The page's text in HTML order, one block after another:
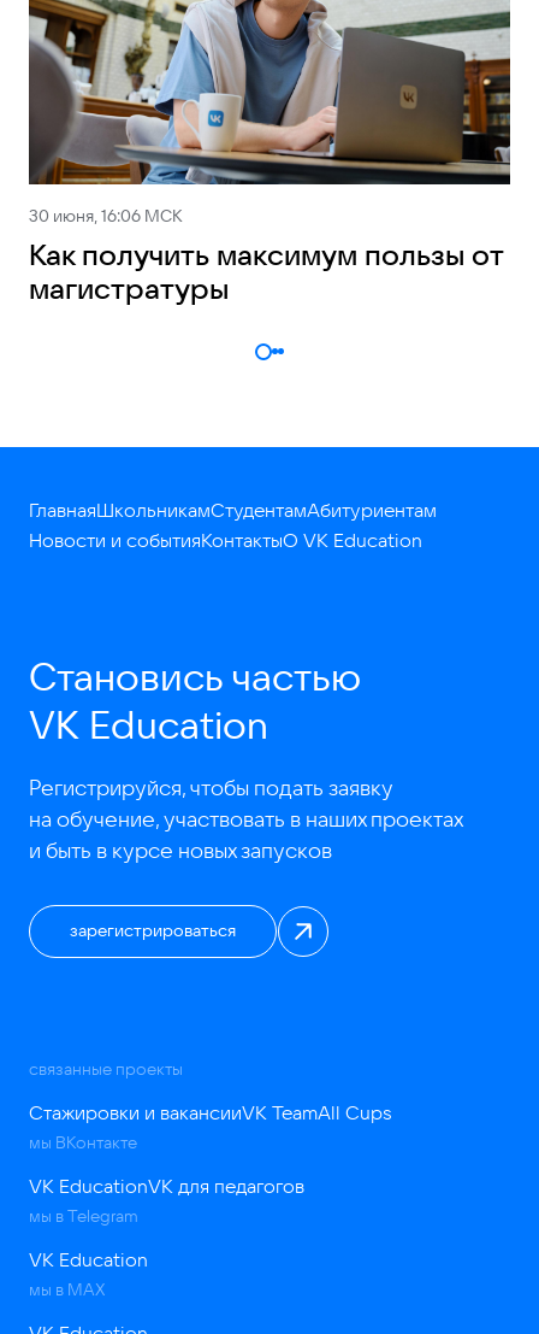
30 июня, 16:06 МСК
Как получить максимум пользы от
магистратуры
ГлавнаяШкольникамСтудентамАбитуриентам
Новости и событияКонтактыО VK Education
Становись частью
VK Education
Регистрируйся, чтобы подать заявку
на обучение, участвовать в наших проектах
и быть в курсе новых запусков
зарегистрироваться
связанные проекты
Стажировки и вакансииVK TeamAll Cups
мы ВКонтакте
VK EducationVK для педагогов
мы в Telegram
VK Education
мы в MAX